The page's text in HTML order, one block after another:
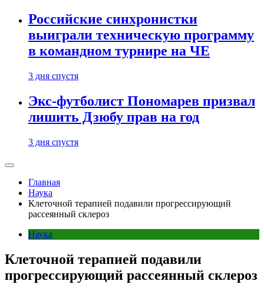
Российские синхронистки
выиграли техническую программу
в командном турнире на ЧЕ
3 дня спустя
Экс-футболист Пономарев призвал
лишить Дзюбу прав на год
3 дня спустя
Главная
Наука
Клеточной терапией подавили прогрессирующий
рассеянный склероз
Наука
Клеточной терапией подавили
прогрессирующий рассеянный склероз